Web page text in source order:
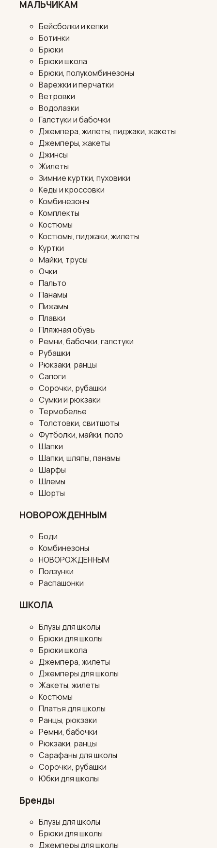
МАЛЬЧИКАМ
Бейсболки и кепки
Ботинки
Брюки
Брюки школа
Брюки, полукомбинезоны
Варежки и перчатки
Ветровки
Водолазки
Галстуки и бабочки
Джемпера, жилеты, пиджаки, жакеты
Джемперы, жакеты
Джинсы
Жилеты
Зимние куртки, пуховики
Кеды и кроссовки
Комбинезоны
Комплекты
Костюмы
Костюмы, пиджаки, жилеты
Куртки
Майки, трусы
Очки
Пальто
Панамы
Пижамы
Плавки
Пляжная обувь
Ремни, бабочки, галстуки
Рубашки
Рюкзаки, ранцы
Сапоги
Сорочки, рубашки
Сумки и рюкзаки
Термобелье
Толстовки, свитшоты
Футболки, майки, поло
Шапки
Шапки, шляпы, панамы
Шарфы
Шлемы
Шорты
НОВОРОЖДЕННЫМ
Боди
Комбинезоны
НОВОРОЖДЕННЫМ
Ползунки
Распашонки
ШКОЛА
Блузы для школы
Брюки для школы
Брюки школа
Джемпера, жилеты
Джемперы для школы
Жакеты, жилеты
Костюмы
Платья для школы
Ранцы, рюкзаки
Ремни, бабочки
Рюкзаки, ранцы
Сарафаны для школы
Сорочки, рубашки
Юбки для школы
Бренды
Блузы для школы
Брюки для школы
Джемперы для школы